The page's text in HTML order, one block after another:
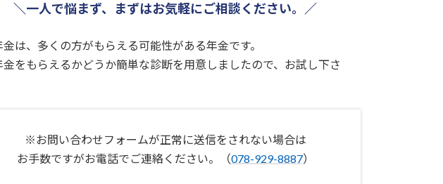
＼一人で悩まず、まずはお気軽にご相談ください。／
金は、多くの方がもらえる可能性がある年金です。
金をもらえるかどうか簡単な診断を用意しましたので、お試し下さ
※お問い合わせフォームが正常に送信をされない場合は
お手数ですがお電話でご連絡ください。（078-929-8887）